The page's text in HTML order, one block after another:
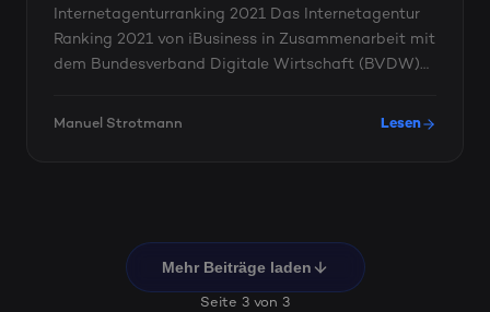
Internetagenturranking 2021 Das Internetagentur
Ranking 2021 von iBusiness in Zusammenarbeit mit
dem Bundesverband Digitale Wirtschaft (BVDW)
Manuel Strotmann Lesen
Mehr Beiträge laden
Seite 3 von 3